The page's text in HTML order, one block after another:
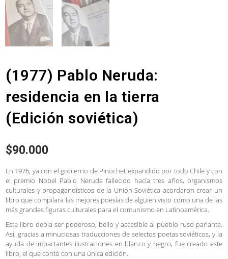
(1977) Pablo Neruda:
residencia en la tierra
(Edición soviética)
$90.000
En 1976, ya con el gobierno de Pinochet expandido por todo Chile y con
el premio Nobel Pablo Neruda fallecido hacía tres años, organismos
culturales y propagandísticos de la Unión Soviética acordaron crear un
libro que compilara las mejores poesías de alguien visto como una de las
más grandes figuras culturales para el comunismo en Latinoamérica.
Este libro debía ser poderoso, bello y accesible al pueblo ruso parlante.
Así, gracias a minuciosas traducciones de selectos poetas soviéticos, y la
ayuda de impactantes ilustraciones en blanco y negro, fue creado este
libro, el que contó con una única edición.